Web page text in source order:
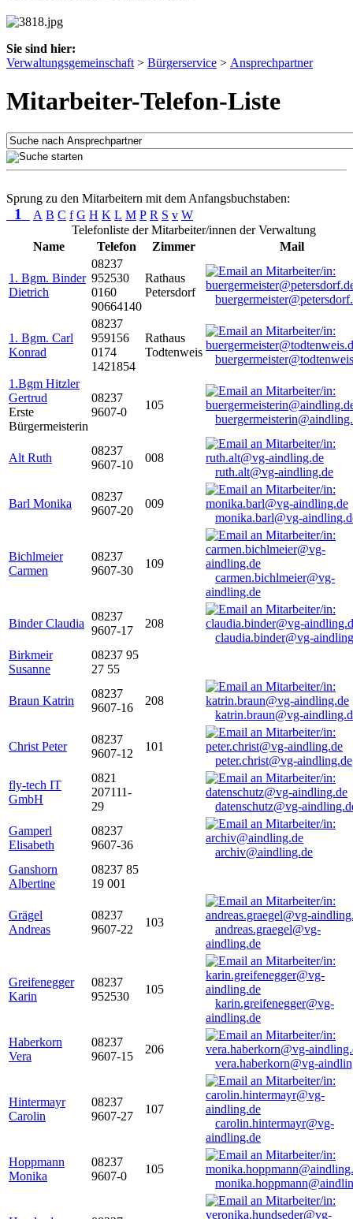
Sie sind hier:
Verwaltungsgemeinschaft > Bürgerservice > Ansprechpartner
Mitarbeiter-Telefon-Liste
Sprung zu den Mitarbeitern mit dem Anfangsbuchstaben:
1 A B C f G H K L M P R S v W
Telefonliste der Mitarbeiter/innen der Verwaltung
Name
Telefon Zimmer Mail
1. Bgm. Binder
Dietrich
08237
952530
0160
90664140
Rathaus
Petersdorf
1. Bgm. Carl
Konrad
08237
959156
0174
1421854
Rathaus
Todtenweis
1.Bgm Hitzler
Gertrud
Erste
Bürgermeisterin
08237
9607-0
105
Alt Ruth
08237
9607-10
008
ruth.alt@vg-aindling.de
Barl Monika
08237
9607-20
009
monika.barl@vg-
Bichlmeier
Carmen
08237
9607-30
109
carmen.bichlmeier@vg-
aindling.de
Binder Claudia
08237
9607-17
208
claudia.binder@vg-
Birkmeir
Susanne
08237 95
27 55
Braun Katrin
08237
9607-16
208
katrin.braun@vg-
Christ Peter
08237
9607-12
101
peter.christ@vg-aindling.de
fly-tech IT
GmbH
0821
207111-
29
datenschutz@vg-
Gamperl
Elisabeth
08237
9607-36
archiv@aindling.de
Ganshorn
Albertine
08237 85
19 001
Grägel
Andreas
08237
9607-22
103
andreas.graegel@vg-
aindling.de
Greifenegger
Karin
08237
952530
105
karin.greifenegger@vg-
aindling.de
Haberkorn
Vera
08237
9607-15
206
vera.haberkorn@vg-
Hintermayr
Carolin
08237
9607-27
107
carolin.hintermayr@vg-
aindling.de
Hoppmann
Monika
08237
9607-0
105